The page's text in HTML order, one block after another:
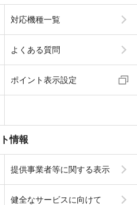
対応機種一覧
よくある質問
ポイント表示設定
情報
提供事業者等に関する表示
健全なサービスに向けて